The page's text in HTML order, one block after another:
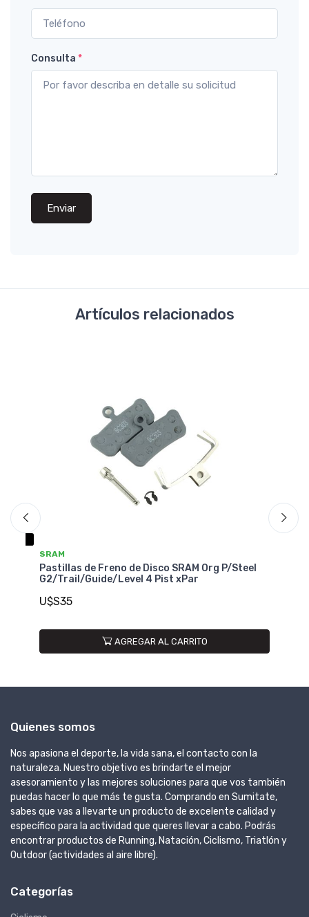
Consulta *
Enviar
Artículos relacionados
SRAM
Pastillas de Freno de Disco SRAM Org P/Steel
G2/Trail/Guide/Level 4 Pist xPar
U$S35
AGREGAR AL CARRITO
Quienes somos
Nos apasiona el deporte, la vida sana, el contacto con la
naturaleza. Nuestro objetivo es brindarte el mejor
asesoramiento y las mejores soluciones para que vos también
puedas hacer lo que más te gusta. Comprando en Sumitate,
sabes que vas a llevarte un producto de excelente calidad y
específico para la actividad que queres llevar a cabo. Podrás
encontrar productos de Running, Natación, Ciclismo, Triatlón y
Outdoor (actividades al aire libre).
Categorías